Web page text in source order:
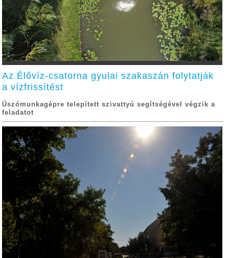
Az Élővíz-csatorna gyulai szakaszán folytatják
a vízfrissítést
Úszómunkagépre telepített szivattyú segítségével végzik a
feladatot